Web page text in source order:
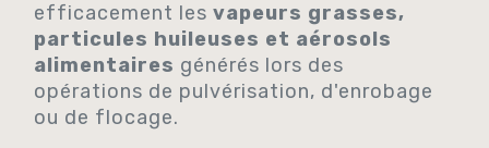
efficacement les vapeurs grasses,
particules huileuses et aérosols
alimentaires générés lors des
opérations de pulvérisation, d'enrobage
ou de flocage.